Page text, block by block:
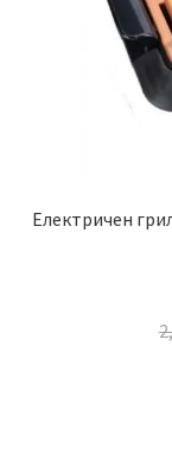
Електричен